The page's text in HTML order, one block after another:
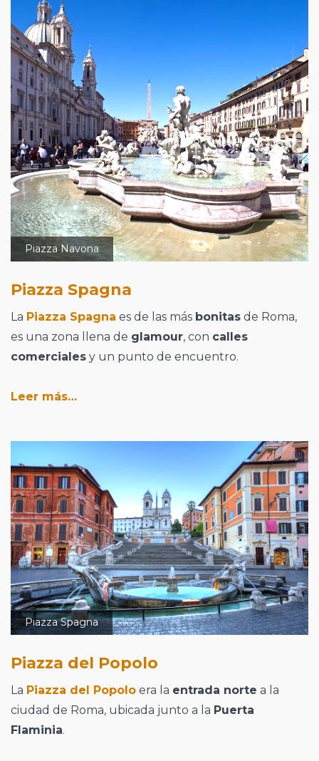
Piazza Navona
Piazza Spagna
La Piazza Spagna es de las más bonitas de Roma,
es una zona llena de glamour, con calles
comerciales y un punto de encuentro.
Leer más…
Piazza Spagna
Piazza del Popolo
La Piazza del Popolo era la entrada norte a la
ciudad de Roma, ubicada junto a la Puerta
Flaminia.